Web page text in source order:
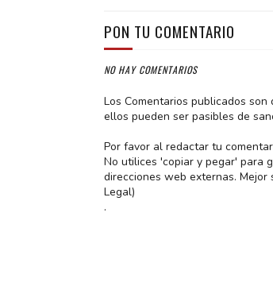
PON TU COMENTARIO
NO HAY COMENTARIOS
Los Comentarios publicados
ellos pueden ser pasibles de
Por favor al redactar tu
No utilices 'copiar y pegar' para
direcciones web externas.
Legal)
.